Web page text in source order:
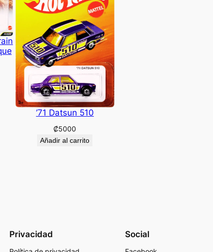
’71 Datsun 510
₡5000
Añadir al carrito
Privacidad Social